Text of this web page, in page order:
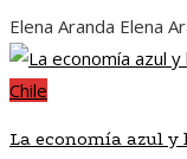
Elena Aranda Elena
Chile
La economía azul